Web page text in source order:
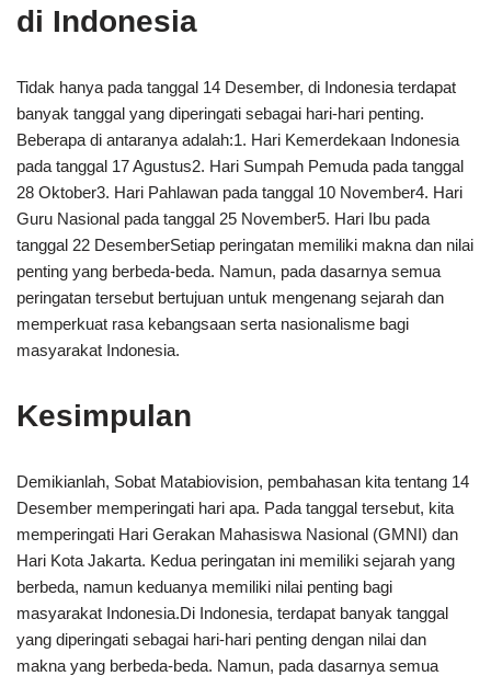
di Indonesia
Tidak hanya pada tanggal 14 Desember, di Indonesia terdapat
banyak tanggal yang diperingati sebagai hari-hari penting.
Beberapa di antaranya adalah:1. Hari Kemerdekaan Indonesia
pada tanggal 17 Agustus2. Hari Sumpah Pemuda pada tanggal
28 Oktober3. Hari Pahlawan pada tanggal 10 November4. Hari
Guru Nasional pada tanggal 25 November5. Hari Ibu pada
tanggal 22 DesemberSetiap peringatan memiliki makna dan nilai
penting yang berbeda-beda. Namun, pada dasarnya semua
peringatan tersebut bertujuan untuk mengenang sejarah dan
memperkuat rasa kebangsaan serta nasionalisme bagi
masyarakat Indonesia.
Kesimpulan
Demikianlah, Sobat Matabiovision, pembahasan kita tentang 14
Desember memperingati hari apa. Pada tanggal tersebut, kita
memperingati Hari Gerakan Mahasiswa Nasional (GMNI) dan
Hari Kota Jakarta. Kedua peringatan ini memiliki sejarah yang
berbeda, namun keduanya memiliki nilai penting bagi
masyarakat Indonesia.Di Indonesia, terdapat banyak tanggal
yang diperingati sebagai hari-hari penting dengan nilai dan
makna yang berbeda-beda. Namun, pada dasarnya semua